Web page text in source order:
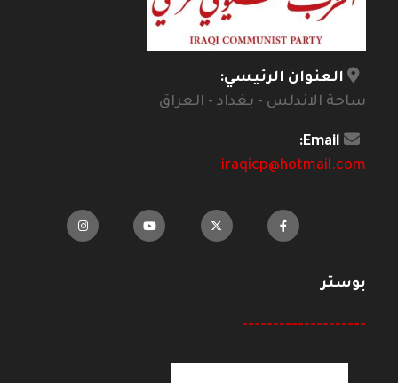
العنوان الرئيسي:
ساحة الاندلس - بغداد - العراق
Email:
iraqicp@hotmail.com
بوستر
--------------------